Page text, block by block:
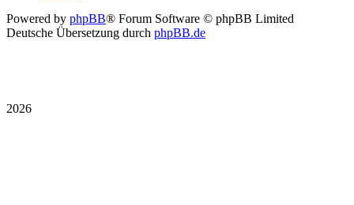
Powered by phpBB® Forum Software © phpBB Limited
Deutsche Übersetzung durch phpBB.de
2026